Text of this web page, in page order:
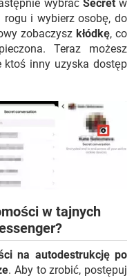
wybrać Secretw
i wybierz osobę, do
zobaczyszkłódkę, co
Teraz możesz
ktoś inny uzyska dostęp
w tajnych
na autodestrukcję po
. Aby to zrobić, postępuj